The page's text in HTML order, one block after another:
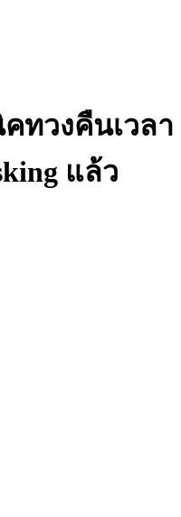
ทวงคืนเวลา
แล้ว